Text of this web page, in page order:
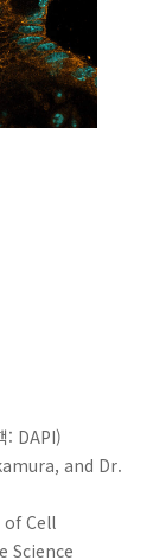
: DAPI)
and Dr.
Cell
Science